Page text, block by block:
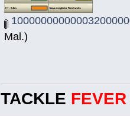
Mal.)
TACKLE FEVER